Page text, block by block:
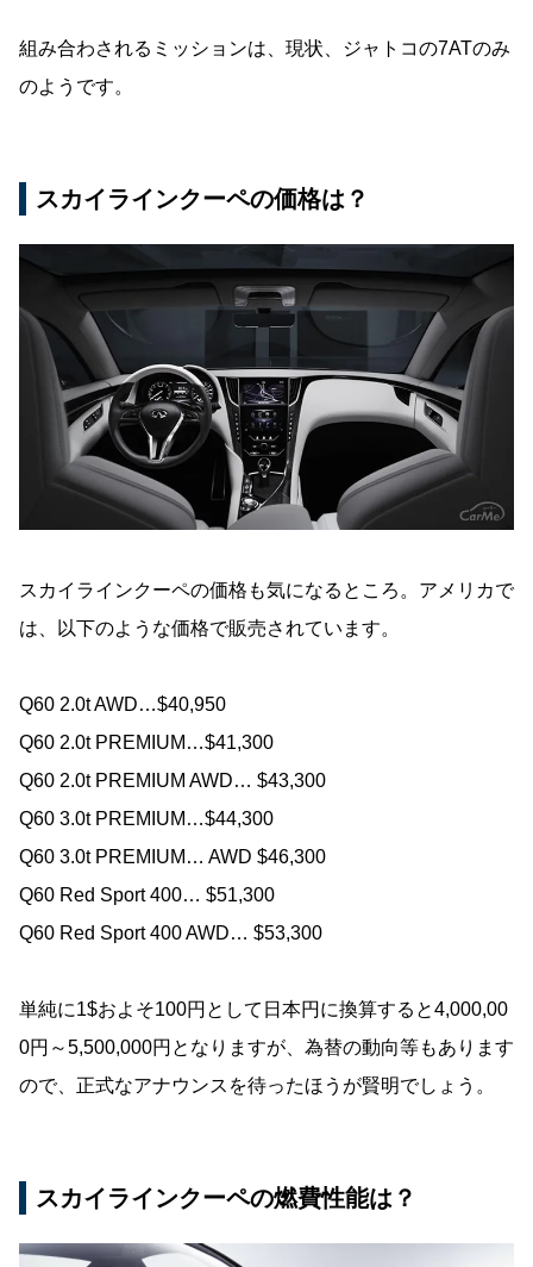
組み合わされるミッションは、現状、ジャトコの7ATのみ
のようです。
スカイラインクーペの価格は？
スカイラインクーペの価格も気になるところ。アメリカで
は、以下のような価格で販売されています。
Q60 2.0t AWD…$40,950
Q60 2.0t PREMIUM…$41,300
Q60 2.0t PREMIUM AWD… $43,300
Q60 3.0t PREMIUM…$44,300
Q60 3.0t PREMIUM… AWD $46,300
Q60 Red Sport 400… $51,300
Q60 Red Sport 400 AWD… $53,300
単純に1$およそ100円として日本円に換算すると4,000,00
0円～5,500,000円となりますが、為替の動向等もあります
ので、正式なアナウンスを待ったほうが賢明でしょう。
スカイラインクーペの燃費性能は？